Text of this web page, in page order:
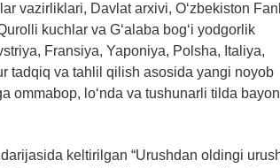
vazirliklari, Davlat arxivi, O‘zbekiston
kuchlar va G‘alaba bog‘i yodgorlik
Fransiya, Yaponiya, Polsha, Italiya,
tadqiq va tahlil qilish asosida yangi noyob
ommabop, lo‘nda va tushunarli tilda bayon
keltirilgan “Urushdan oldingi